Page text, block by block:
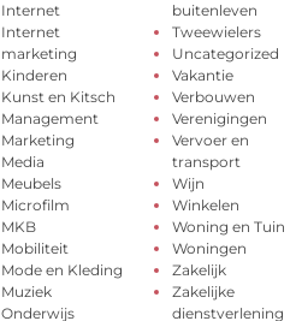
Internet
Internet
marketing
Kinderen
Kunst en Kitsch
Management
Marketing
Media
Meubels
Microfilm
MKB
Mobiliteit
Mode en Kleding
Muziek
Onderwijs
buitenleven
Tweewielers
Uncategorized
Vakantie
Verbouwen
Verenigingen
Vervoer en
transport
Wijn
Winkelen
Woning en Tuin
Woningen
Zakelijk
Zakelijke
dienstverlening